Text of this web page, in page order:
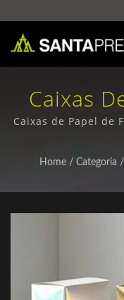
Caixas
Metálica /
Caixas
| Santa
Caixas de Papel de
de Folha
Embalagem
Home / Categoria /